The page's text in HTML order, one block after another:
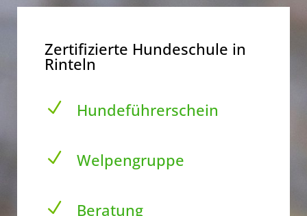
Zertifizierte Hundeschule in
Rinteln
N Hundeführerschein
N Welpengruppe
N Beratung